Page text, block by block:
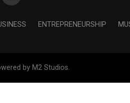
ENTREPRENEURSHIP
by M2 Studios.